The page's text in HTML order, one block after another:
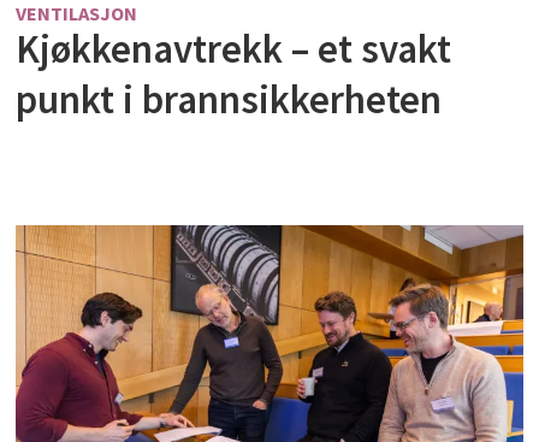
VENTILASJON
Kjøkkenavtrekk – et svakt
punkt i brannsikkerheten